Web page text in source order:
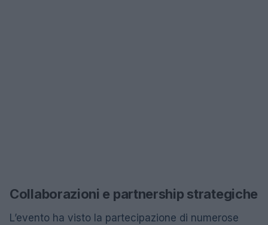
Collaborazioni e partnership strategiche
L’evento ha visto la partecipazione di numerose